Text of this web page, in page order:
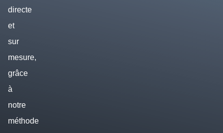
directe
et
sur
mesure,
grâce
à
notre
méthode